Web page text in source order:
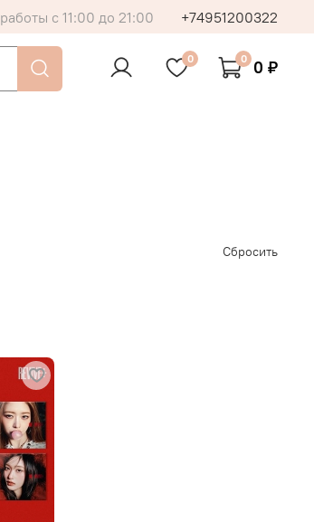
с 11:00 до 21:00 +74951200322
0 0 0 ₽
Сбросить